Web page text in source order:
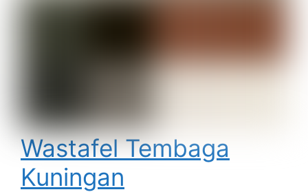
Wastafel Tembaga
Kuningan